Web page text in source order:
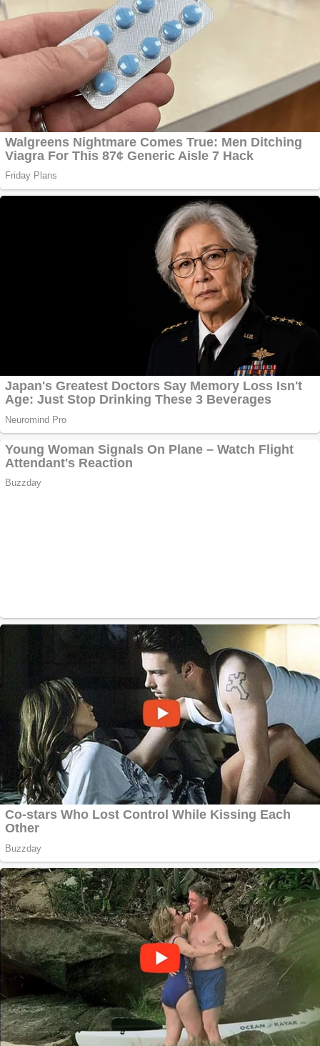
Ofera def între
special
domeniu+website de
publicitate de tip
Pastorul Liviu Radu a
trecut la Domnul
Anchetă incendiară
la Gherla, polițist
România
Răcitor de apă
CW5000 pentru
freze cu laser fără
Răcitor de apă
CW5000 pentru
freze cu laser fără
Cutit cositoare
KUHN